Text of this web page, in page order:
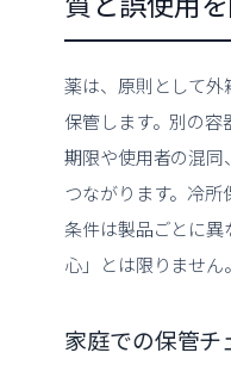
薬は、原則として
保管します。別の容
期限や使用者の混
つながります。冷
条件は製品ごとに異
心」とは限りません。
家庭での保管チ